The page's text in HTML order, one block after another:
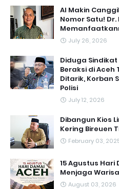
AI Makin
Nomor Satu!
July 26, 2026
Diduga
Beraksi di Aceh
Ditarik, Korban
Polisi
July 12, 2026
Dibangun Kios
Kering Bireuen
February 03,
15 Agustus
Menjaga
August 03, 2026